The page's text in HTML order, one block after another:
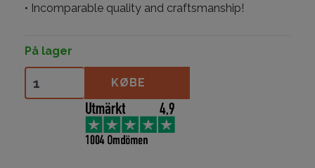
• Incomparable quality and craftsmanship!
På lager
KØBE